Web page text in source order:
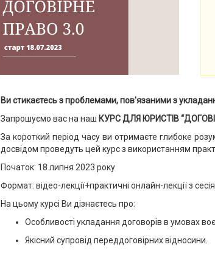
Ви стикаєтесь з проблемами, пов'язаними з
Запрошуємо вас на наш КУРС ДЛЯ ЮРИСТІВ
За короткий період часу ви отримаєте глибоке
досвідом проведуть цей курс з використанням
Початок: 18 липня 2023 року
Формат: відео-лекції+практичні онлайн-лекції з
На цьому курсі Ви дізнаєтесь про:
Особливості укладання договорів в умовах
Якісний супровід переддоговірних відносини.